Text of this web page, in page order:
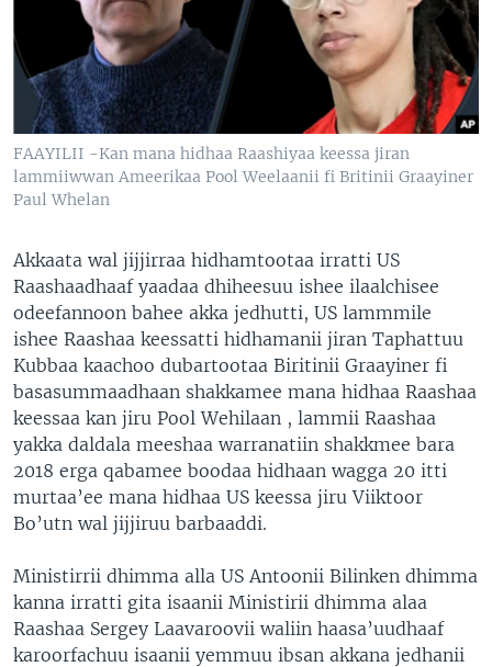
FAAYILII -Kan mana hidhaa Raashiyaa keessa jiran
lammiiwwan Ameerikaa Pool Weelaanii fi Britinii Graayiner
Paul Whelan
Akkaata wal jijjirraa hidhamtootaa irratti US
Raashaadhaaf yaadaa dhiheesuu ishee ilaalchisee
odeefannoon bahee akka jedhutti, US lammmile
ishee Raashaa keessatti hidhamanii jiran Taphattuu
Kubbaa kaachoo dubartootaa Biritinii Graayiner fi
basasummaadhaan shakkamee mana hidhaa Raashaa
keessaa kan jiru Pool Wehilaan , lammii Raashaa
yakka daldala meeshaa warranatiin shakkmee bara
2018 erga qabamee boodaa hidhaan wagga 20 itti
murtaa’ee mana hidhaa US keessa jiru Viiktoor
Bo’utn wal jijjiruu barbaaddi.
Ministirrii dhimma alla US Antoonii Bilinken dhimma
kanna irratti gita isaanii Ministirii dhimma alaa
Raashaa Sergey Laavaroovii waliin haasa’uudhaaf
karoorfachuu isaanii yemmuu ibsan akkana jedhanii